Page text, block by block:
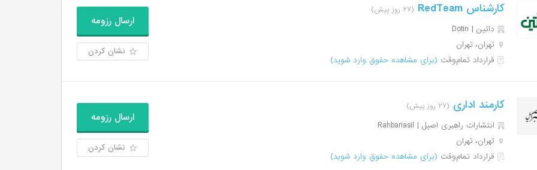
کارشناس RedTeam (۲۷ روز پیش)
داتین | Dotin
تهران، تهران
قرارداد تمام‌وقت (برای مشاهده حقوق وارد شوید)
ارسال رزومه
نشان کردن
کارمند اداری (۲۷ روز پیش)
انتشارات راهبری اصیل | Rahbariasil
تهران، تهران
قرارداد تمام‌وقت (برای مشاهده حقوق وارد شوید)
ارسال رزومه
نشان کردن